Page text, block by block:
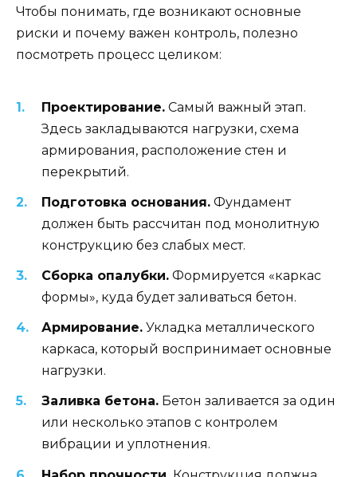
Чтобы понимать, где возникают основные
риски и почему важен контроль, полезно
посмотреть процесс целиком:
Проектирование. Самый важный этап.
Здесь закладываются нагрузки, схема
армирования, расположение стен и
перекрытий.
Подготовка основания. Фундамент
должен быть рассчитан под монолитную
конструкцию без слабых мест.
Сборка опалубки. Формируется «каркас
формы», куда будет заливаться бетон.
Армирование. Укладка металлического
каркаса, который воспринимает основные
нагрузки.
Заливка бетона. Бетон заливается за один
или несколько этапов с контролем
вибрации и уплотнения.